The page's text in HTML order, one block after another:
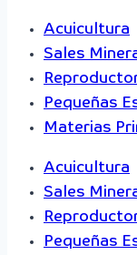
Acuicultura
Sales
Pequeñas
Materias
Acuicultura
Sales
Pequeñas